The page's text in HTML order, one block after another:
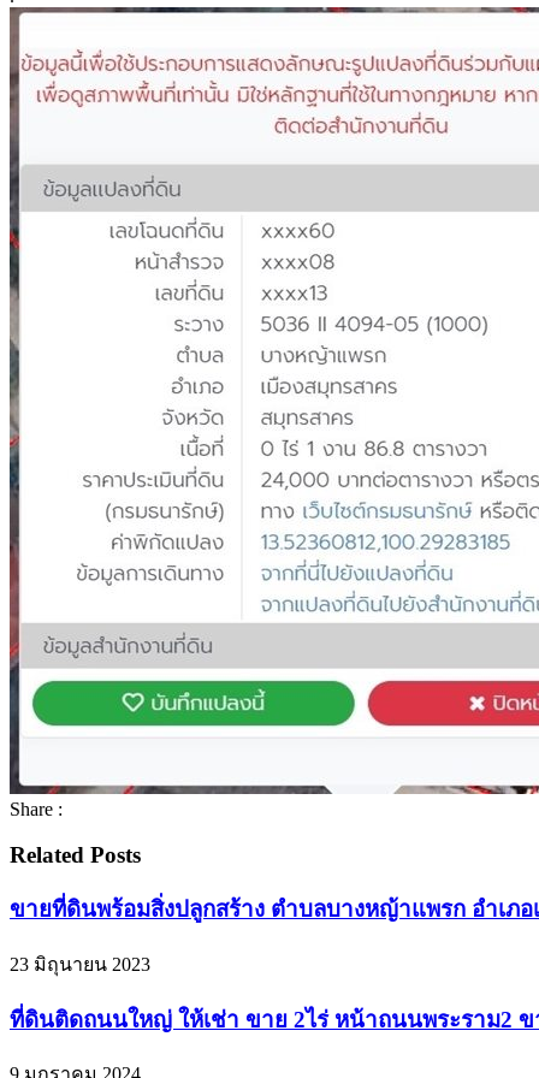
Share :
Related Posts
ขายที่ดินพร้อมสิ่งปลูกสร้าง ตำบลบางหญ้าแพรก อำเภอ
23 มิถุนายน 2023
ที่ดินติดถนนใหญ่ ให้เช่า ขาย 2ไร่ หน้าถนนพระราม2 ข